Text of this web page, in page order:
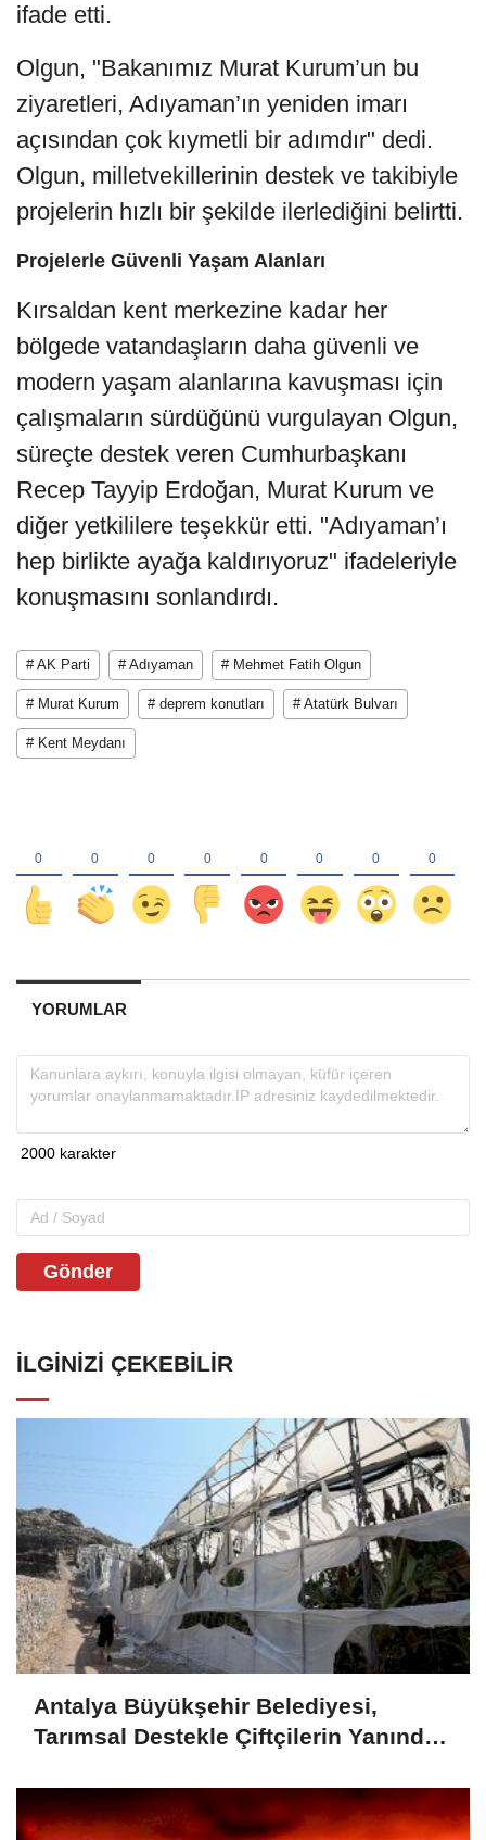
ifade etti.
Olgun, "Bakanımız Murat Kurum’un bu
ziyaretleri, Adıyaman’ın yeniden imarı
açısından çok kıymetli bir adımdır" dedi.
Olgun, milletvekillerinin destek ve takibiyle
projelerin hızlı bir şekilde ilerlediğini belirtti.
Projelerle Güvenli Yaşam Alanları
Kırsaldan kent merkezine kadar her
bölgede vatandaşların daha güvenli ve
modern yaşam alanlarına kavuşması için
çalışmaların sürdüğünü vurgulayan Olgun,
süreçte destek veren Cumhurbaşkanı
Recep Tayyip Erdoğan, Murat Kurum ve
diğer yetkililere teşekkür etti. "Adıyaman’ı
hep birlikte ayağa kaldırıyoruz" ifadeleriyle
konuşmasını sonlandırdı.
# AK Parti # Adıyaman # Mehmet Fatih Olgun
# Murat Kurum # deprem konutları # Atatürk Bulvarı
# Kent Meydanı
YORUMLAR
Gönder
İLGINIZI ÇEKEBILIR
Antalya Büyükşehir Belediyesi,
Tarımsal Destekle Çiftçilerin Yanında: